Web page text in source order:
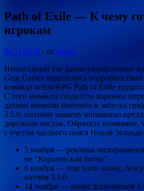
Path of Exile — К чему
игрокам
06.11.2018 - от admin
Невыгодный так давно разработчики
Gear Games поделились
команда action/RPG Path of Exile
С того момента создатели коренны
датами анонсов контента и запуска
3.5.0, поэтому нашему вниманию
дорожная листок. Обратите внимание,
с учетом часового пояса Новой
5 ноября — реклама
не “Королевская битва”
6 ноября — еще один анонс,
патчем 3.5.0
14 ноября — анонс дополнения